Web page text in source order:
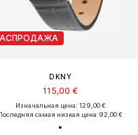
DKNY
115,00 €
Изначальная цена: 129,00 €
самая низкая цена:92,00 €